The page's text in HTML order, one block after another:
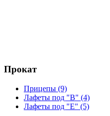
Прокат
Прицепы (9)
Лафеты под "В" (4)
Лафеты под "Е" (5)